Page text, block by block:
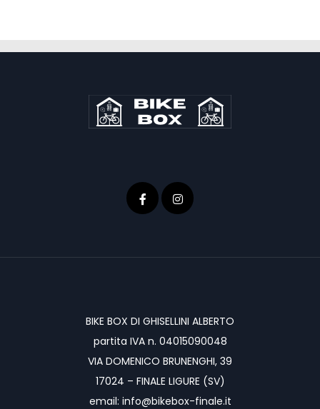
BIKE BOX DI GHISELLINI ALBERTO
partita IVA n. 04015090048
VIA DOMENICO BRUNENGHI, 39
17024 – FINALE LIGURE (SV)
email: info@bikebox-finale.it